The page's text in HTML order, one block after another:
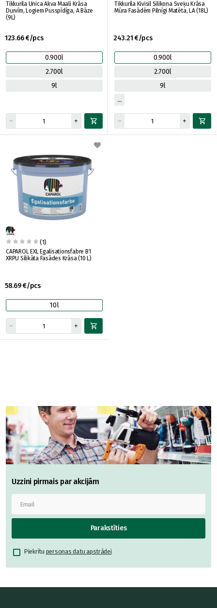
Tikkurila Unica Akva Maali Krāsa
Durvīm, Logiem Pusspīdīga, A Bāze
(9L)
123.66 €/pcs
0.900l
2.700l
9l
Tikkurila Kivisil Silikona Sveķu Krāsa
Mūra Fasādēm Pilnīgi Matēta, LA (18L)
243.21 €/pcs
0.900l
2.700l
9l
(1)
CAPAROL EXL Egalisationsfabre B1
XRPU Silikāta Fasādes Krāsa (10 L)
58.69 €/pcs
10l
Uzzini pirmais par akcijām
Parakstīties
Piekrītu personas datu apstrādei